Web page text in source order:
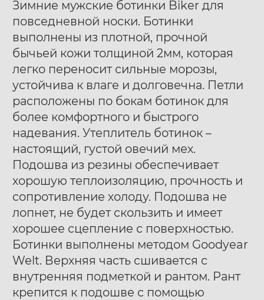
Ботинки муж. Harry
Hatchet Debris mono
black
40 41
42
43
44 45 46 47
Ботинки муж. Harry
Hatchet Bluff black
40 41
42
43
44 45 46
Зимние мужские ботинки Biker для
повседневной носки. Ботинки
выполнены из плотной, прочной
бычьей кожи толщиной 2мм, которая
легко переносит сильные морозы,
устойчива к влаге и долговечна. Петли
расположены по бокам ботинок для
более комфортного и быстрого
надевания. Утеплитель ботинок –
настоящий, густой овечий мех.
Подошва из резины обеспечивает
хорошую теплоизоляцию, прочность и
сопротивление холоду. Подошва не
лопнет, не будет скользить и имеет
хорошее сцепление с поверхностью.
Ботинки выполнены методом Goodyear
Welt. Верхняя часть сшивается с
внутренняя подметкой и рантом. Рант
крепится к подошве с помощью